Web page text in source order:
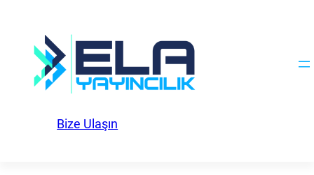
InstagramBize Ulaşın